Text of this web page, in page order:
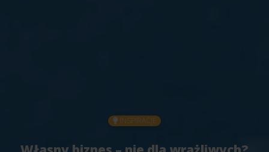
INSPIRACJE